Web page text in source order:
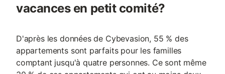
vacances en petit comité?
D'après les données de Cybevasion, 55 % des
appartements sont parfaits pour les familles
comptant jusqu'à quatre personnes. Ce sont même